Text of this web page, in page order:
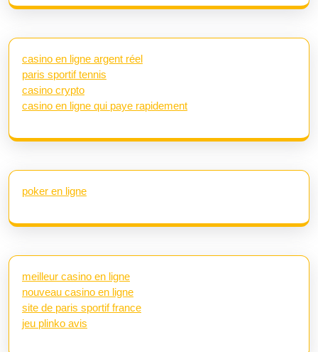
casino en ligne argent réel
paris sportif tennis
casino crypto
casino en ligne qui paye rapidement
poker en ligne
meilleur casino en ligne
nouveau casino en ligne
site de paris sportif france
jeu plinko avis